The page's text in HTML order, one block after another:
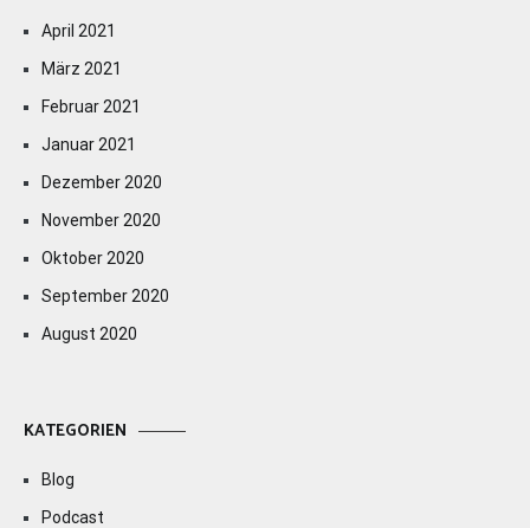
April 2021
März 2021
Februar 2021
Januar 2021
Dezember 2020
November 2020
Oktober 2020
September 2020
August 2020
KATEGORIEN
Blog
Podcast